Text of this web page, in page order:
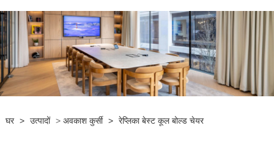
घर > उत्पादों > अवकाश कुर्सी > रेप्लिका बेस्ट कूल बोल्ड चेयर